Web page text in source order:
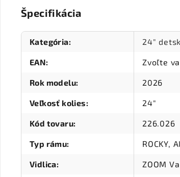
Špecifikácia
Kategória: 24"
EAN: Zvoľte
Rok modelu: 2026
Veľkosť kolies: 24"
Kód tovaru: 226.026
Typ rámu: ROCKY,
Vidlica: ZOOM